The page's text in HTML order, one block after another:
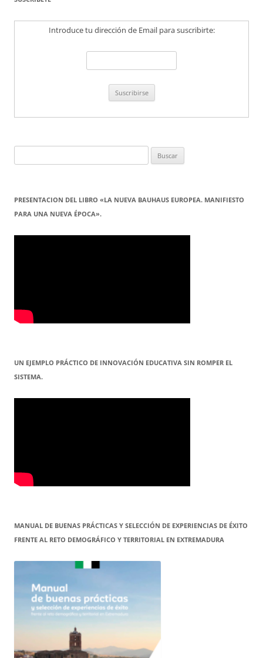
Introduce tu dirección de Email para suscribirte:
PRESENTACION DEL LIBRO «LA NUEVA BAUHAUS EUROPEA. MANIFIESTO
PARA UNA NUEVA ÉPOCA».
UN EJEMPLO PRÁCTICO DE INNOVACIÓN EDUCATIVA SIN ROMPER EL
SISTEMA.
MANUAL DE BUENAS PRÁCTICAS Y SELECCIÓN DE EXPERIENCIAS DE ÉXITO
FRENTE AL RETO DEMOGRÁFICO Y TERRITORIAL EN EXTREMADURA